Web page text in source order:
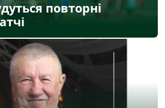
повторні